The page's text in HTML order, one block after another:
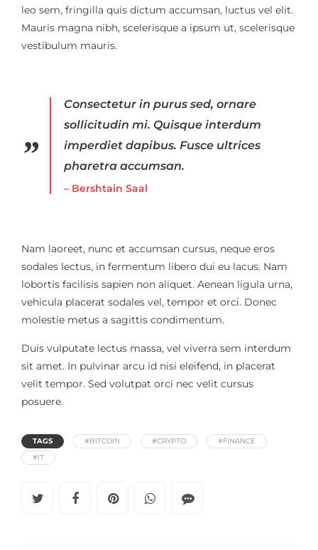
leo sem, fringilla quis dictum accumsan, luctus vel elit.
Mauris magna nibh, scelerisque a ipsum ut, scelerisque
vestibulum mauris.
Consectetur in purus sed, ornare
sollicitudin mi. Quisque interdum
imperdiet dapibus. Fusce ultrices
pharetra accumsan.
– Bershtain Saal
Nam laoreet, nunc et accumsan cursus, neque eros
sodales lectus, in fermentum libero dui eu lacus. Nam
lobortis facilisis sapien non aliquet. Aenean ligula urna,
vehicula placerat sodales vel, tempor et orci. Donec
molestie metus a sagittis condimentum.
Duis vulputate lectus massa, vel viverra sem interdum
sit amet. In pulvinar arcu id nisi eleifend, in placerat
velit tempor. Sed volutpat orci nec velit cursus
posuere.
TAGS #BITCOIN #CRYPTO
#FINANCE
#IT